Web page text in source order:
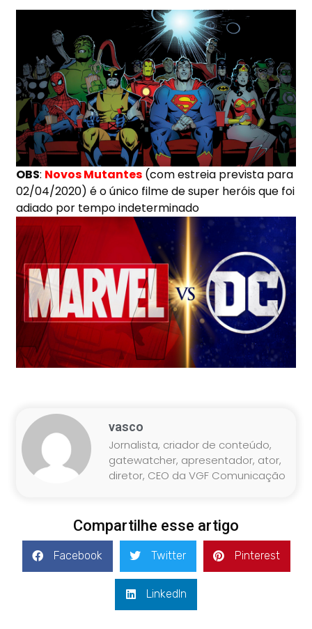
OBS: Novos Mutantes (com estreia prevista para
02/04/2020) é o único filme de super heróis que foi
adiado por tempo indeterminado
vasco
Jornalista, criador de conteúdo,
gatewatcher, apresentador, ator,
diretor, CEO da VGF Comunicação
Compartilhe esse artigo
Facebook Twitter Pinterest
LinkedIn